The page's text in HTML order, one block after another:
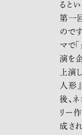
ると
第一
ので
マで
演を
上演
人形
後、
リー
成さ